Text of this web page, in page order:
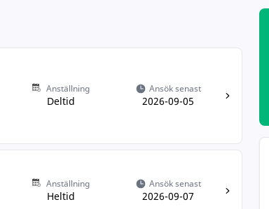
Anställning
Deltid
Ansök senast
2026-09-05
Anställning
Heltid
Ansök senast
2026-09-07